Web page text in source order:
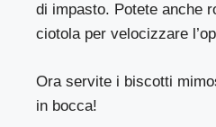
di impasto. Potete anche
ciotola per velocizzare
Ora servite i biscotti
in bocca!